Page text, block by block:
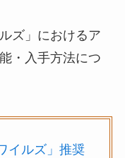
ズ」におけるア
・入手方法につ
イルズ」推奨